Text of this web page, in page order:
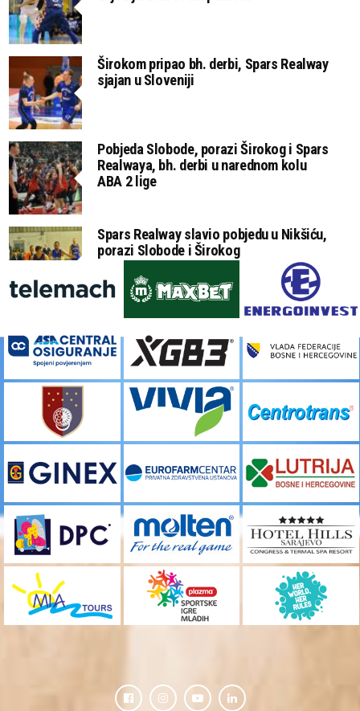
Širokom pripao bh. derbi, Spars Realway
sjajan u Sloveniji
Pobjeda Slobode, porazi Širokog i Spars
Realwaya, bh. derbi u narednom kolu
ABA 2 lige
Spars Realway slavio pobjedu u Nikšiću,
porazi Slobode i Širokog